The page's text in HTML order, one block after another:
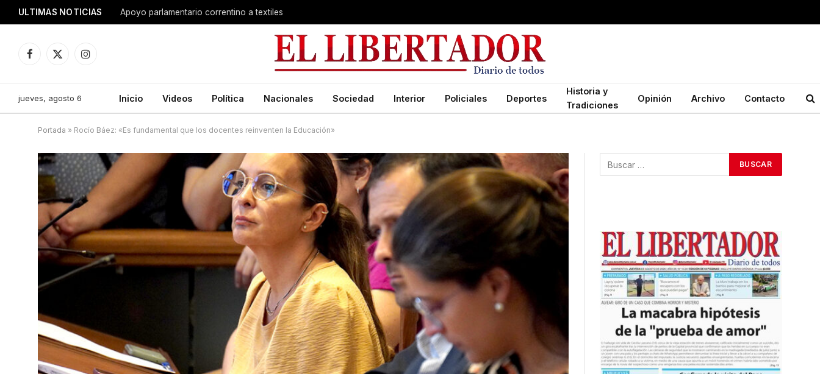
ULTIMAS NOTICIAS Apoyo parlamentario correntino a textiles
Facebook
X
Instagram
jueves, agosto 6 Inicio Videos Política Nacionales Sociedad Interior Policiales Deportes
Historia y
Tradiciones
Opinión Archivo Contacto
Portada » Rocío Báez: «Es fundamental que los docentes reinventen la Educación»